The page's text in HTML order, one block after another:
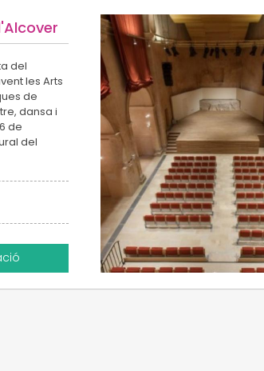
del
les Arts
de
dansa i
de
del